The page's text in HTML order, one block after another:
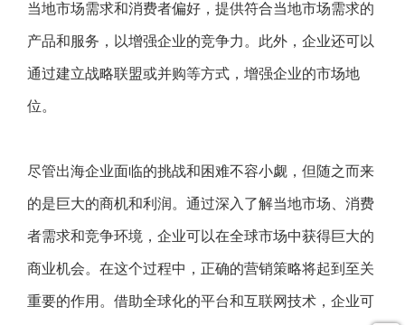
当地市场需求和消费者偏好，提供符合当地市场需求的
产品和服务，以增强企业的竞争力。此外，企业还可以
通过建立战略联盟或并购等方式，增强企业的市场地
位。
尽管出海企业面临的挑战和困难不容小觑，但随之而来
的是巨大的商机和利润。通过深入了解当地市场、消费
者需求和竞争环境，企业可以在全球市场中获得巨大的
商业机会。在这个过程中，正确的营销策略将起到至关
重要的作用。借助全球化的平台和互联网技术，企业可